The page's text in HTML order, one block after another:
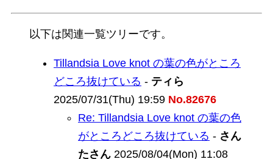
以下は関連一覧ツリーです。
Tillandsia Love knot の葉の色がところ
どころ抜けている - ティら
2025/07/31(Thu) 19:59 No.82676
Re: Tillandsia Love knot の葉の色
がところどころ抜けている - さん
たさん 2025/08/04(Mon) 11:08